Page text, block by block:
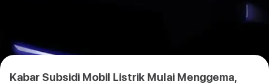
Kabar Subsidi Mobil Listrik Mulai Menggema,